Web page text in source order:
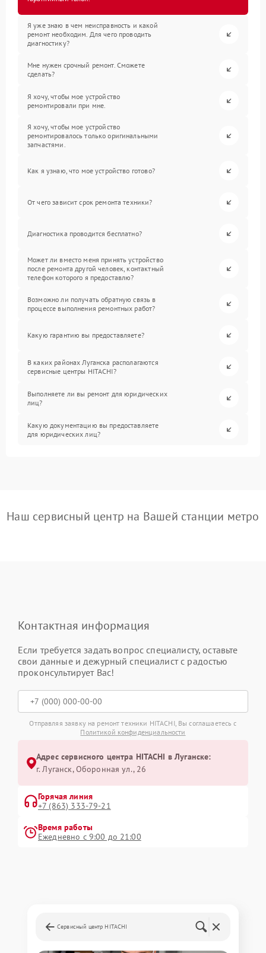
Я уже знаю в чем неисправность и какой
ремонт необходим. Для чего проводить
диагностику?
Мне нужен срочный ремонт. Сможете
сделать?
Я хочу, чтобы мое устройство
ремонтировали при мне.
Я хочу, чтобы мое устройство
ремонтировалось только оригинальными
запчастями.
Как я узнаю, что мое устройство готово?
От чего зависит срок ремонта техники?
Диагностика проводится бесплатно?
Может ли вместо меня принять устройство
после ремонта другой человек, контактный
телефон которого я предоставлю?
Возможно ли получать обратную связь в
процессе выполнения ремонтных работ?
Какую гарантию вы предоставляете?
В каких районах Луганска располагаются
сервисные центры HITACHI?
Выполняете ли вы ремонт для юридических
лиц?
Какую документацию вы предоставляете
для юридических лиц?
Наш сервисный центр на Вашей станции метро
Контактная информация
Если требуется задать вопрос специалисту, оставьте
свои данные и дежурный специалист с радостью
проконсультирует Вас!
Отправляя заявку на ремонт техники HITACHI, Вы соглашаетесь с
Политикой конфиденциальности
Адрес сервисного центра HITACHI в Луганске:
г. Луганск, Оборонная ул., 26
Горячая линия
+7 (863) 333-79-21
Время работы
Ежедневно с 9:00 до 21:00
Сервисный центр HITACHI